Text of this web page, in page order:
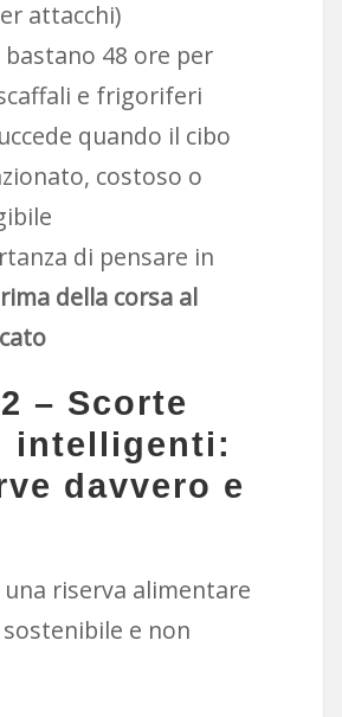
attacchi)
bastano 48 ore per
e frigoriferi
quando il cibo
costoso o
di pensare in
della corsa al
– Scorte
intelligenti:
davvero e
una riserva alimentare
e non